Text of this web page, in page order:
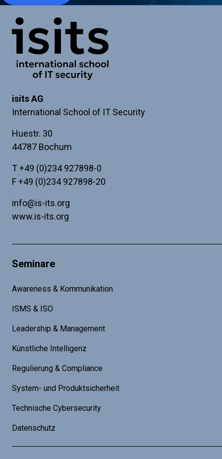
blank
you're
human
Link zur Startseite
isits AG
International School of IT Security
Huestr. 30
44787 Bochum
T+49 (0)234 927898-0
F +49 (0)234 927898-20
info@is-its.org
www.is-its.org
Seminare
Awareness & Kommunikation
ISMS & ISO
Leadership & Management
Künstliche Intelligenz
Regulierung & Compliance
System- und Produktsicherheit
Technische Cybersecurity
Datenschutz